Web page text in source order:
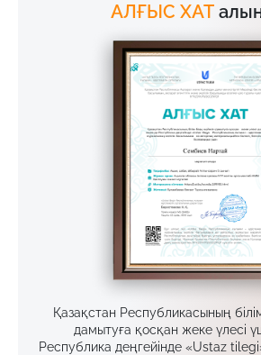
АЛҒЫС ХАТ
Қазақстан Республикасының
дамытуға қосқан жеке үлесі
Республика деңгейінде «Ustaz